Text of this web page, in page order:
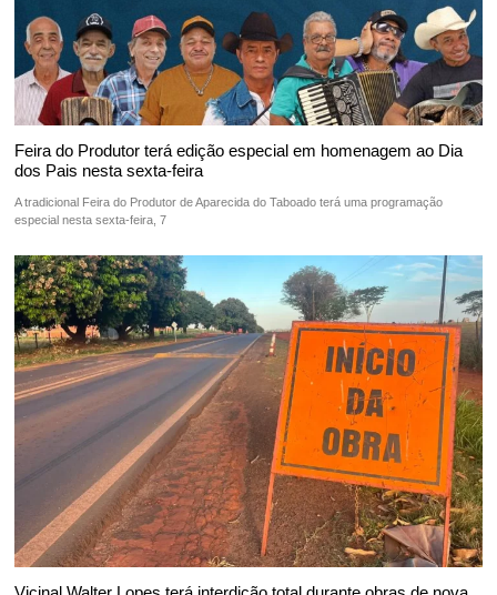
Feira do Produtor terá edição especial em homenagem ao Dia
dos Pais nesta sexta-feira
A tradicional Feira do Produtor de Aparecida do Taboado terá uma programação
especial nesta sexta-feira, 7